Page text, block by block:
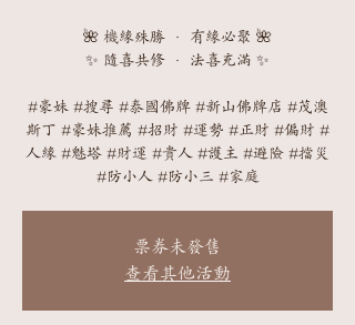
🌺 機緣殊勝 · 有緣必聚 🌺
✨ 隨喜共修 · 法喜充滿 ✨
#豪妹 #搜尋 #泰國佛牌 #新山佛牌店 #茂澳
斯丁 #豪妹推薦 #招財 #運勢 #正財 #偏財 #
人緣 #魅塔 #財運 #貴人 #護主 #避險 #擋災
#防小人 #防小三 #家庭
票券未發售
查看其他活動